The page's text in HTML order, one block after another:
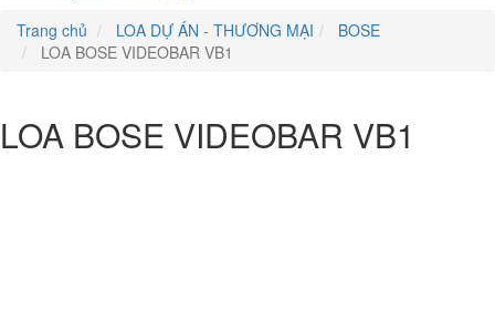
Trang chủ
LOA DỰ ÁN - THƯƠNG MẠI
BOSE
LOA BOSE VIDEOBAR VB1
LOA BOSE VIDEOBAR VB1